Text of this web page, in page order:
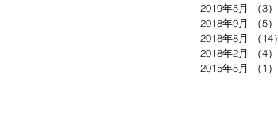
2019年5月
（3）
2018年9月
（5）
2018年8月
（14）
2018年2月
（4）
2015年5月
（1）